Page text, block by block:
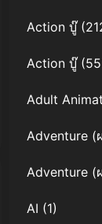
Action บู๊
Action บู๊
Adult
Adventure (
Adventure (
AI (1)